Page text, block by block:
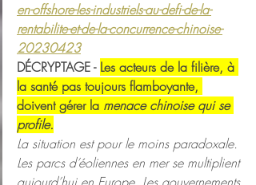
en-offshore-les-industriels-au-defi-de-la-
rentabilite-et-de-la-concurrence-chinoise-
20230423
DÉCRYPTAGE - Les acteurs de la filière, à
la santé pas toujours flamboyante,
doivent gérer la menace chinoise qui se
profile.
La situation est pour le moins paradoxale.
Les parcs d’éoliennes en mer se multiplient